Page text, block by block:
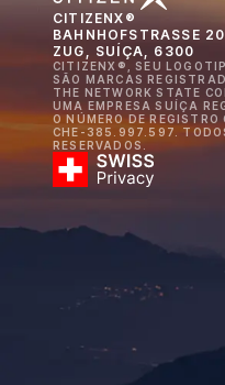
CITIZENX®
BAHNHOFSTRASSE 20
ZUG, SUÍÇA, 6300
CITIZENX®, SEU
SÃO MARCAS
THE NETWORK STATE
UMA EMPRESA SUÍÇA
O NÚMERO DE REGISTRO
CHE-385.997.597.
RESERVADOS.